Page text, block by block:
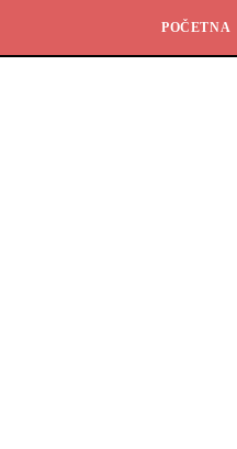
POČETNA